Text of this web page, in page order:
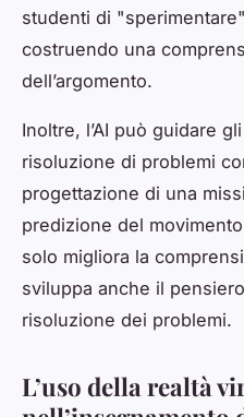
studenti di
costruendo una
dell’argomento.
Inoltre, l’AI può guidare
risoluzione di problemi
progettazione di una
predizione del
solo migliora la
sviluppa anche il
risoluzione dei problemi.
L’uso della realtà